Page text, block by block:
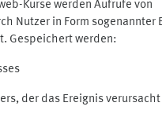
Kurse werden Aufrufe von
Nutzer in Form sogenannter
Gespeichert werden:
der das Ereignis